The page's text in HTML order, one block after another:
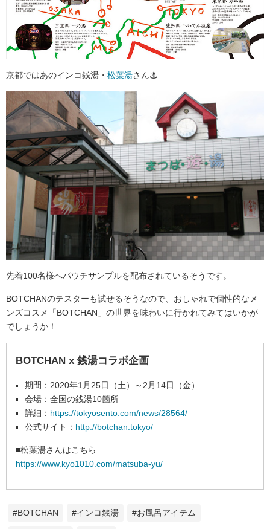
京都ではあのインコ銭湯・ 松葉湯さん♨
先着100名様へパウチサンプルを配布されているそうです。
BOTCHANのテスターも試せるそうなので、おしゃれで個性的なメ
ンズコスメ「BOTCHAN」の世界を味わいに行かれてみてはいかが
でしょうか！
BOTCHAN x 銭湯コラボ企画
期間：2020年1月25日（土）～2月14日（金）
会場：全国の銭湯10箇所
詳細： https://tokyosento.com/news/28564/
公式サイト： http://botchan.tokyo/
■松葉湯さんはこちら
https://www.kyo1010.com/matsuba-yu/
#BOTCHAN #インコ銭湯 #お風呂アイテム